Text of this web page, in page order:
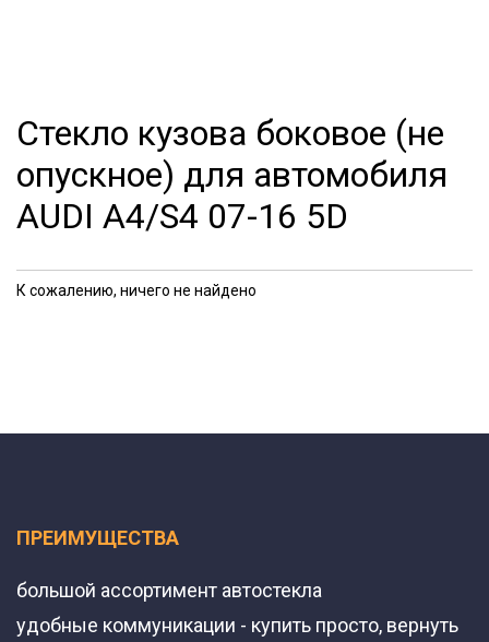
Стекло кузова боковое (не
опускное) для автомобиля
AUDI A4/S4 07-16 5D
К сожалению, ничего не найдено
ПРЕИМУЩЕСТВА
большой ассортимент автостекла
удобные коммуникации - купить просто, вернуть